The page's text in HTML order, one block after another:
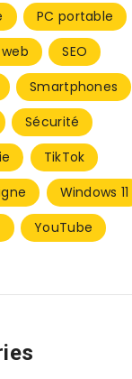
PC portable
SEO
Smartphones
Sécurité
TikTok
Windows 11
YouTube